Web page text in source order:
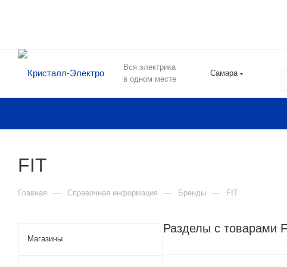
Вся электрика
в одном месте
Самара
FIT
Главная — Справочная информация — Бренды — FIT
Разделы с товарами
Магазины